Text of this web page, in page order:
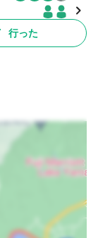
行った